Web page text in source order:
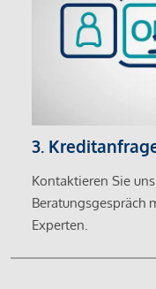
3.
Kontaktieren Sie
Beratungsgespräch
Experten.